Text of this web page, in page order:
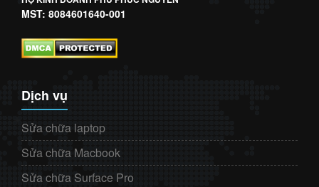
MST: 8084601640-001
Dịch vụ
Sửa chữa laptop
Sửa chữa Macbook
Sửa chữa Surface Pro